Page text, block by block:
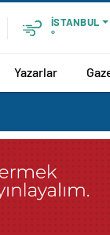
İSTANBUL
°
Yazarlar